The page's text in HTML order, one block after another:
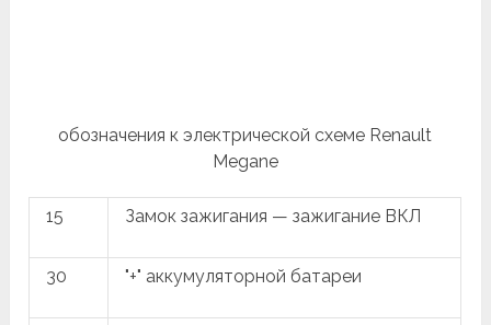
обозначения к электрической схеме Renault
Megane
15 Замок зажигания — зажигание ВКЛ
30 "+" аккумуляторной батареи